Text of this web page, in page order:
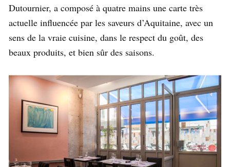
Dutournier, a composé à quatre mains une carte très
actuelle influencée par les saveurs d’Aquitaine, avec un
sens de la vraie cuisine, dans le respect du goût, des
beaux produits, et bien sûr des saisons.